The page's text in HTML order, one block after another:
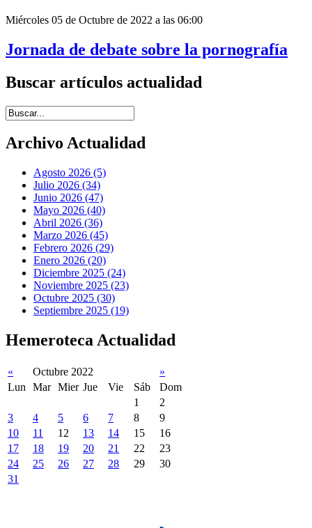
Miércoles 05 de Octubre de 2022 a las 06:00
Jornada de debate sobre la pornografía
Buscar artículos actualidad
Introduce términos de búsqueda
Archivo Actualidad
Agosto 2026 (5)
Julio 2026 (34)
Junio 2026 (47)
Mayo 2026 (40)
Abril 2026 (36)
Marzo 2026 (45)
Febrero 2026 (29)
Enero 2026 (20)
Diciembre 2025 (24)
Noviembre 2025 (23)
Octubre 2025 (30)
Septiembre 2025 (19)
Hemeroteca Actualidad
« Octubre 2022
»
Lun
Mar Mier Jue Vie Sáb
Dom
1
2
3
4 5 6 7 8
9
10
11 12 13 14 15
16
17
18 19 20 21 22
23
24
25 26 27 28 29
30
31